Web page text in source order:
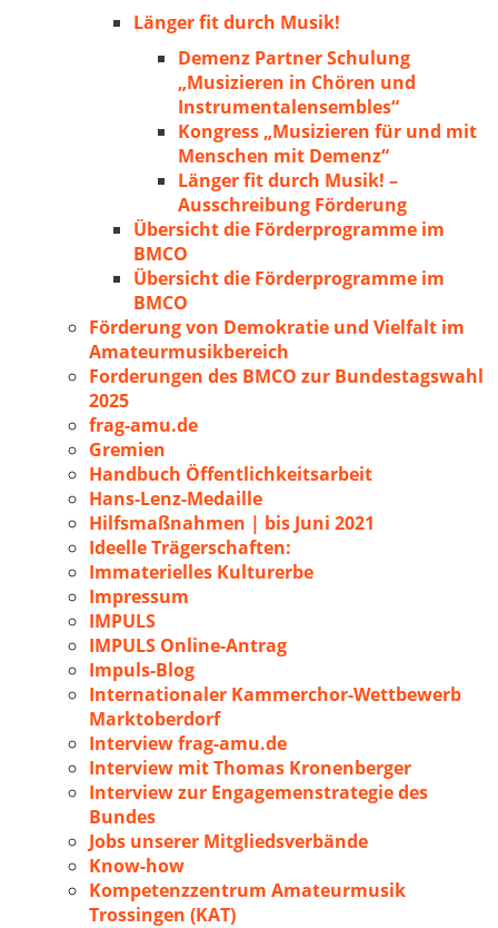
Länger fit durch Musik!
Demenz Partner Schulung
„Musizieren in Chören und
Instrumentalensembles“
Kongress „Musizieren für und mit
Menschen mit Demenz“
Länger fit durch Musik! –
Ausschreibung Förderung
Übersicht die Förderprogramme im
BMCO
Übersicht die Förderprogramme im
BMCO
Förderung von Demokratie und Vielfalt im
Amateurmusikbereich
Forderungen des BMCO zur Bundestagswahl
2025
frag-amu.de
Gremien
Handbuch Öffentlichkeitsarbeit
Hans-Lenz-Medaille
Hilfsmaßnahmen | bis Juni 2021
Ideelle Trägerschaften:
Immaterielles Kulturerbe
Impressum
IMPULS
IMPULS Online-Antrag
Impuls-Blog
Internationaler Kammerchor-Wettbewerb
Marktoberdorf
Interview frag-amu.de
Interview mit Thomas Kronenberger
Interview zur Engagemenstrategie des
Bundes
Jobs unserer Mitgliedsverbände
Know-how
Kompetenzzentrum Amateurmusik
Trossingen (KAT)